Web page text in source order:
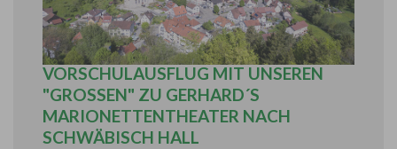
KINDERGARTEN SPIEGELBERG:
VORSCHULAUSFLUG MIT UNSEREN
"GROSSEN" ZU GERHARD´S M
ARIONETTENTHEATER NACH S
CHWÄBISCH HALL